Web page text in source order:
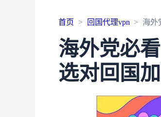
首页 回国代理vpn 海外
海外党必
选对回国